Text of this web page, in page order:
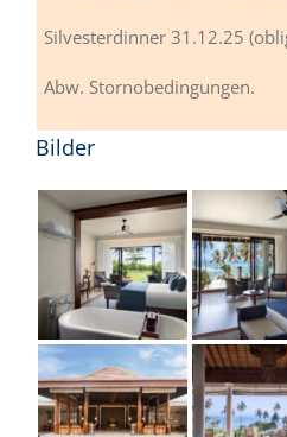
Silvesterdinner 31.12.25
Abw. Stornobedingungen.
Bilder